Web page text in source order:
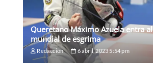
Queretano Máximo Azuela entra
mundial de esgrima
Redaccion 6 abril, 2023 5:54 pm